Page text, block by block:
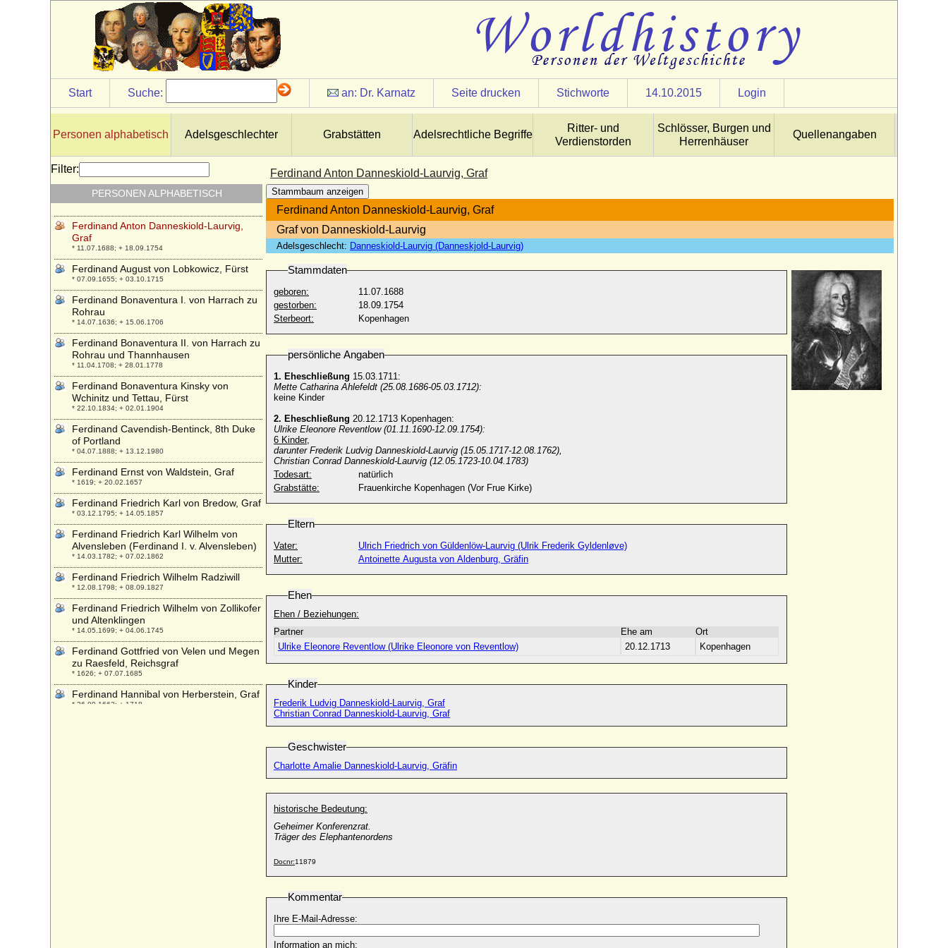
Start Suche: an: Dr. Karnatz Seite drucken Stichworte 14.10.2015 Login
Personen alphabetisch Adelsgeschlechter Grabstätten Adelsrechtliche Begriffe
Ritter- und
Verdienstorden
Schlösser, Burgen und
Herrenhäuser
Quellenangaben
Ferdinand Anton Danneskiold-Laurvig, Graf
Stammbaum anzeigen
Ferdinand Anton Danneskiold-Laurvig, Graf
Graf von Danneskiold-Laurvig
Adelsgeschlecht: Danneskiold-Laurvig (Danneskjold-Laurvig)
Stammdaten
geboren:
11.07.1688
gestorben:
18.09.1754
Sterbeort:
Kopenhagen
persönliche Angaben
1. Eheschließung 15.03.1711:
Mette Catharina Ahlefeldt (25.08.1686-05.03.1712):
keine Kinder
2. Eheschließung 20.12.1713 Kopenhagen:
Ulrike Eleonore Reventlow (01.11.1690-12.09.1754):
6 Kinder,
darunter Frederik Ludvig Danneskiold-Laurvig (15.05.1717-12.08.1762),
Christian Conrad Danneskiold-Laurvig (12.05.1723-10.04.1783)
Todesart:
natürlich
Grabstätte:
Frauenkirche Kopenhagen (Vor Frue Kirke)
Eltern
Vater:
Ulrich Friedrich von Güldenlöw-Laurvig (Ulrik Frederik Gyldenløve)
Mutter:
Antoinette Augusta von Aldenburg, Gräfin
Ehen
Ehen / Beziehungen:
Partner
Ehe am
Ort
Ulrike Eleonore Reventlow (Ulrike Eleonore von Reventlow)
20.12.1713 Kopenhagen
Kinder
Frederik Ludvig Danneskiold-Laurvig, Graf
Christian Conrad Danneskiold-Laurvig, Graf
Geschwister
Charlotte Amalie Danneskiold-Laurvig, Gräfin
historische Bedeutung:
Geheimer Konferenzrat.
Träger des Elephantenordens
Docnr:11879
Kommentar
Ihre E-Mail-Adresse:
Information an mich:
Filter:
PERSONEN ALPHABETISCH
Feodora von Schleswig-Holstein-
Sonderburg-Augustenburg
* 03.07.1874; + 21.06.1910
Feodora zu Hohenlohe-Langenburg
* 07.07.1839; + 10.02.1872
Feodora zu Leiningen
* 07.12.1807; + 23.09.1872
Feodosija Igorewna von Rjasan
Ferdinand Albrecht I. von Braunschweig-
* 22.05.1636; + 23.04.1687
Ferdinand Albrecht II. von Braunschweig-
Wolfenbüttel-Bevern
* 29.05.1680; + 13.09.1735
Ferdinand Anton Danneskiold-Laurvig,
Graf
* 11.07.1688; + 18.09.1754
Ferdinand August von Lobkowicz, Fürst
* 07.09.1655; + 03.10.1715
Ferdinand Bonaventura I. von Harrach zu
Rohrau
* 14.07.1636; + 15.06.1706
Ferdinand Bonaventura II. von Harrach zu
Rohrau und Thannhausen
* 11.04.1708; + 28.01.1778
Ferdinand Bonaventura Kinsky von
Wchinitz und Tettau, Fürst
* 22.10.1834; + 02.01.1904
Ferdinand Cavendish-Bentinck, 8th Duke
of Portland
* 04.07.1888; + 13.12.1980
Ferdinand Ernst von Waldstein, Graf
* 1619; + 20.02.1657
Ferdinand Friedrich Karl von Bredow, Graf
* 03.12.1795; + 14.05.1857
Ferdinand Friedrich Karl Wilhelm von
Alvensleben (Ferdinand I. v. Alvensleben)
* 14.03.1782; + 07.02.1862
Ferdinand Friedrich Wilhelm Radziwill
* 12.08.1798; + 08.09.1827
Ferdinand Friedrich Wilhelm von Zollikofer
und Altenklingen
* 14.05.1699; + 04.06.1745
Ferdinand Gottfried von Velen und Megen
zu Raesfeld, Reichsgraf
* 1626; + 07.07.1685
Ferdinand Hannibal von Herberstein, Graf
* 26.09.1662; + 1718